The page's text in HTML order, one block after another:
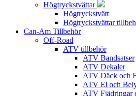
Högtryckstvättar
Högtryckstvätt
Högtryckstvättar
Can-Am Tillbehör
Off-Road
ATV tillbehör
ATV Bandsatser
ATV Dekaler
ATV Däck och
ATV El och
ATV Fjädringar